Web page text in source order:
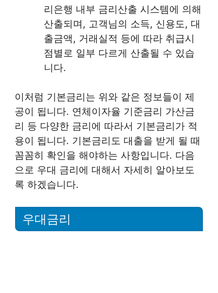
리은행 내부 금리산출 시스템에 의해
산출되며, 고객님의 소득, 신용도, 대
출금액, 거래실적 등에 따라 취급시
점별로 일부 다르게 산출될 수 있습
니다.
이처럼 기본금리는 위와 같은 정보들이 제
공이 됩니다. 연체이자율 기준금리 가산금
리 등 다양한 금리에 따라서 기본금리가 적
용이 됩니다. 기본금리도 대출을 받게 될 때
꼼꼼히 확인을 해야하는 사항입니다. 다음
으로 우대 금리에 대해서 자세히 알아보도
록 하겠습니다.
우대금리